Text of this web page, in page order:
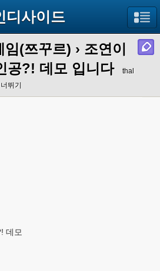
디사이드
임(쯔꾸르) › 조연이
공?! 데모 입니다
thal
뛰기
데모